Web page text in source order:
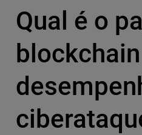
Qual é o
blockchain